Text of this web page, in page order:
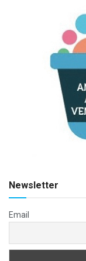
Newsletter
Email